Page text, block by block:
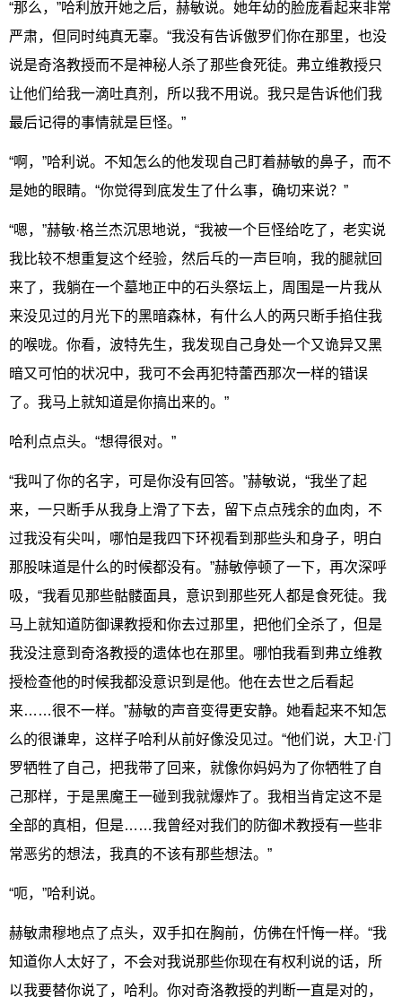
“那么，”哈利放开她之后，赫敏说。她年幼的脸庞看起来非常
严肃，但同时纯真无辜。“我没有告诉傲罗们你在那里，也没
说是奇洛教授而不是神秘人杀了那些食死徒。弗立维教授只
让他们给我一滴吐真剂，所以我不用说。我只是告诉他们我
最后记得的事情就是巨怪。”
“啊，”哈利说。不知怎么的他发现自己盯着赫敏的鼻子，而不
是她的眼睛。“你觉得到底发生了什么事，确切来说？”
“嗯，”赫敏·格兰杰沉思地说，“我被一个巨怪给吃了，老实说
我比较不想重复这个经验，然后乓的一声巨响，我的腿就回
来了，我躺在一个墓地正中的石头祭坛上，周围是一片我从
来没见过的月光下的黑暗森林，有什么人的两只断手掐住我
的喉咙。你看，波特先生，我发现自己身处一个又诡异又黑
暗又可怕的状况中，我可不会再犯特蕾西那次一样的错误
了。我马上就知道是你搞出来的。”
哈利点点头。“想得很对。”
“我叫了你的名字，可是你没有回答。”赫敏说，“我坐了起
来，一只断手从我身上滑了下去，留下点点残余的血肉，不
过我没有尖叫，哪怕是我四下环视看到那些头和身子，明白
那股味道是什么的时候都没有。”赫敏停顿了一下，再次深呼
吸，“我看见那些骷髅面具，意识到那些死人都是食死徒。我
马上就知道防御课教授和你去过那里，把他们全杀了，但是
我没注意到奇洛教授的遗体也在那里。哪怕我看到弗立维教
授检查他的时候我都没意识到是他。他在去世之后看起
来……很不一样。”赫敏的声音变得更安静。她看起来不知怎
么的很谦卑，这样子哈利从前好像没见过。“他们说，大卫·门
罗牺牲了自己，把我带了回来，就像你妈妈为了你牺牲了自
己那样，于是黑魔王一碰到我就爆炸了。我相当肯定这不是
全部的真相，但是……我曾经对我们的防御术教授有一些非
常恶劣的想法，我真的不该有那些想法。”
“呃，”哈利说。
赫敏肃穆地点了点头，双手扣在胸前，仿佛在忏悔一样。“我
知道你人太好了，不会对我说那些你现在有权利说的话，所
以我要替你说了，哈利。你对奇洛教授的判断一直是对的，